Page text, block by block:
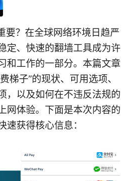
要？在全球网络环境日趋严
定、快速的翻墙工具成为许
和工作的一部分。本篇文章
梯子”的现状、可用选项、
，以及如何在不违反法规的
网体验。下面是本次内容的
速获得核心信息：